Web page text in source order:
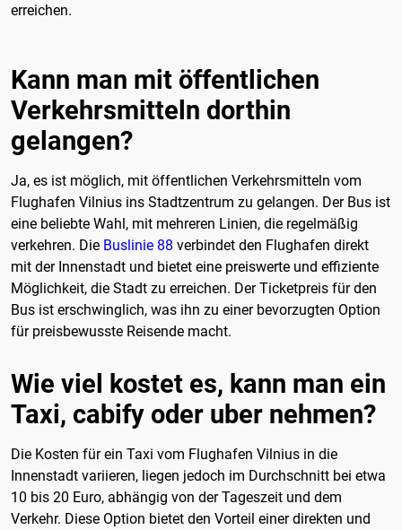
erreichen.
Kann man mit öffentlichen
Verkehrsmitteln dorthin
gelangen?
Ja, es ist möglich, mit öffentlichen Verkehrsmitteln vom
Flughafen Vilnius ins Stadtzentrum zu gelangen. Der Bus ist
eine beliebte Wahl, mit mehreren Linien, die regelmäßig
verkehren. Die Buslinie 88 verbindet den Flughafen direkt
mit der Innenstadt und bietet eine preiswerte und effiziente
Möglichkeit, die Stadt zu erreichen. Der Ticketpreis für den
Bus ist erschwinglich, was ihn zu einer bevorzugten Option
für preisbewusste Reisende macht.
Wie viel kostet es, kann man ein
Taxi, cabify oder uber nehmen?
Die Kosten für ein Taxi vom Flughafen Vilnius in die
Innenstadt variieren, liegen jedoch im Durchschnitt bei etwa
10 bis 20 Euro, abhängig von der Tageszeit und dem
Verkehr. Diese Option bietet den Vorteil einer direkten und